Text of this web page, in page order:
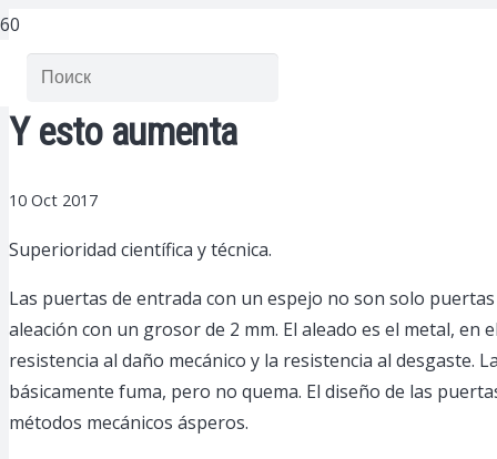
Y esto aumenta
10 Oct 2017
Superioridad científica y técnica.
Las puertas de entrada con un espejo no son solo
aleación con un grosor de 2 mm. El aleado es el metal,
resistencia al daño mecánico y la resistencia al desgaste.
básicamente fuma, pero no quema. El diseño de las
métodos mecánicos ásperos.